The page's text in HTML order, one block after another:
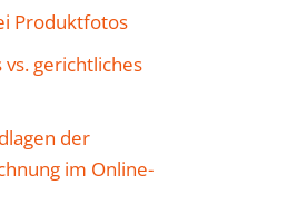
Produktfotos
gerichtliches
der
im Online-